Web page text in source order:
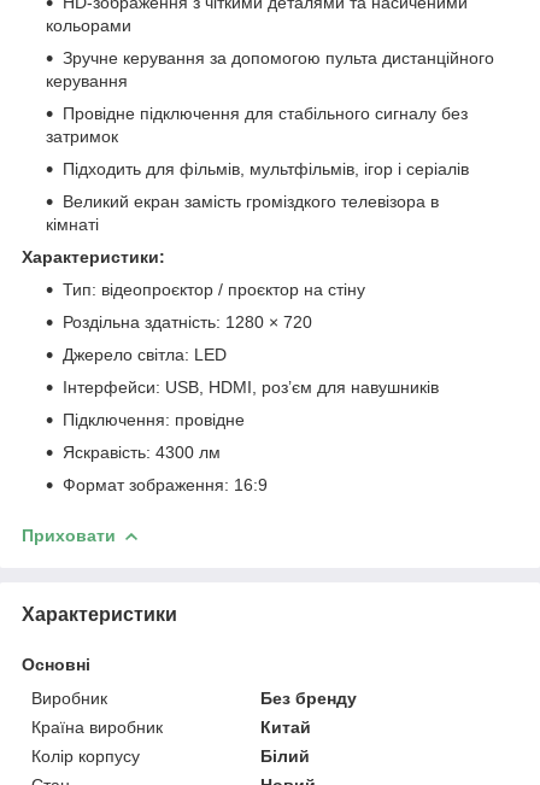
кольорами
Зручне керування за допомогою пульта дистанційного
керування
Провідне підключення для стабільного сигналу без
затримок
Підходить для фільмів, мультфільмів, ігор і серіалів
Великий екран замість громіздкого телевізора в
кімнаті
Характеристики:
Тип: відеопроєктор / проєктор на стіну
Роздільна здатність: 1280 × 720
Джерело світла: LED
Інтерфейси: USB, HDMI, роз’єм для навушників
Підключення: провідне
Яскравість: 4300 лм
Формат зображення: 16:9
Приховати
Характеристики
Основні
Виробник
Без бренду
Країна виробник
Китай
Колір корпусу
Білий